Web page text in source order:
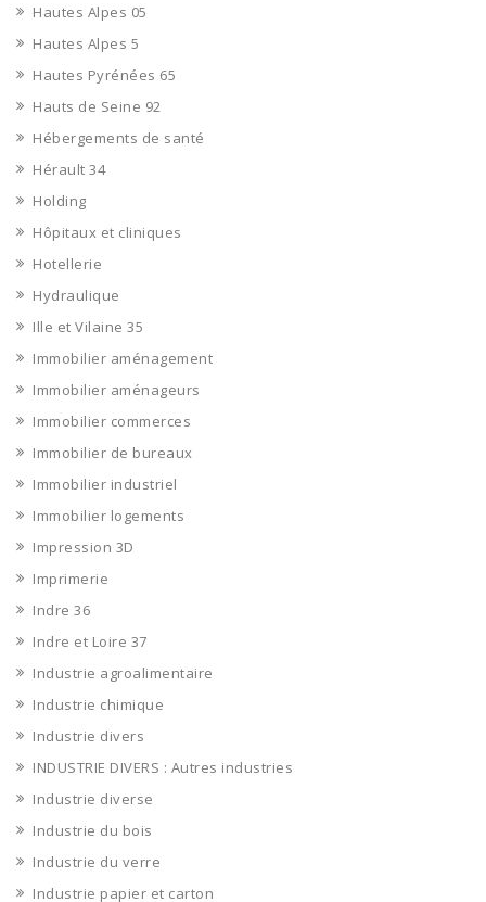
Hautes Alpes 05
Hautes Alpes 5
Hautes Pyrénées 65
Hauts de Seine 92
Hébergements de santé
Hérault 34
Holding
Hôpitaux et cliniques
Hotellerie
Hydraulique
Ille et Vilaine 35
Immobilier aménagement
Immobilier aménageurs
Immobilier commerces
Immobilier de bureaux
Immobilier industriel
Immobilier logements
Impression 3D
Imprimerie
Indre 36
Indre et Loire 37
Industrie agroalimentaire
Industrie chimique
Industrie divers
INDUSTRIE DIVERS : Autres industries
Industrie diverse
Industrie du bois
Industrie du verre
Industrie papier et carton